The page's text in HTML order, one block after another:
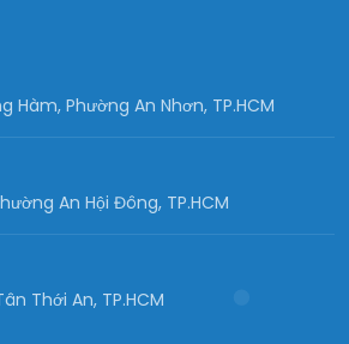
Hàm, Phường An Nhơn, TP.HCM
An Hội Đông, TP.HCM
Thới An, TP.HCM